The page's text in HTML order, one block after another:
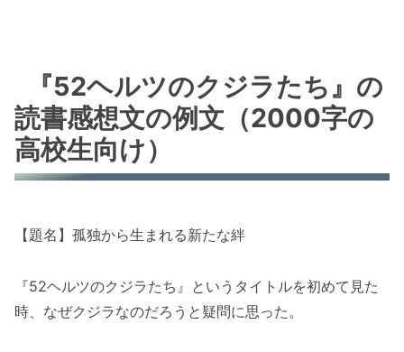
『52ヘルツのクジラたち』の
読書感想文の例文（2000字の
高校生向け）
【題名】孤独から生まれる新たな絆
『52ヘルツのクジラたち』というタイトルを初めて見た
時、なぜクジラなのだろうと疑問に思った。